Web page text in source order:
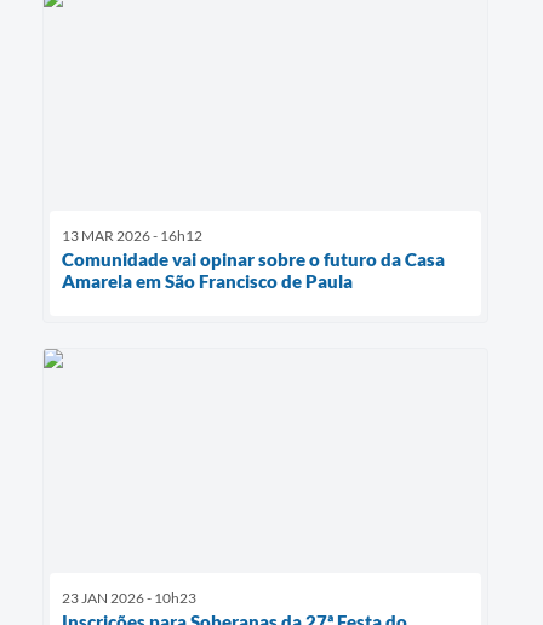
13 MAR 2026 - 16h12
Comunidade vai opinar sobre o futuro da Casa
Amarela em São Francisco de Paula
23 JAN 2026 - 10h23